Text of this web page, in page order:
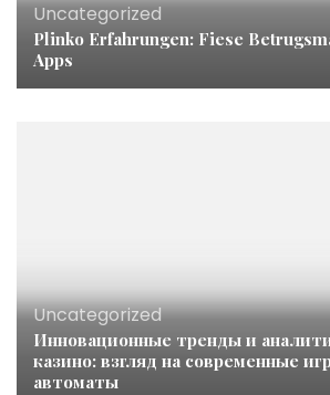
Uncategorized
Plinko Erfahrungen: Fiese
Apps
Uncategorized
Инновационные тренды и
казино: взгляд на современные
автоматы